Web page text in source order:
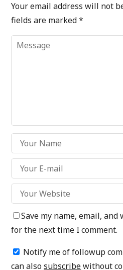
Your email address will not
fields are marked*
Save my name, email,
for the next time I comment.
Notify me of followup
can alsosubscribewithout